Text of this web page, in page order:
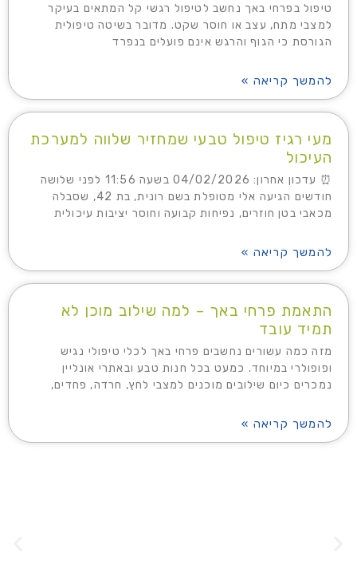
טיפול בפרחי באך נחשב לטיפול רגשי קל המתאים בעיקר
למצבי מתח, עצב או חוסר שקט. מדובר בשיטה טיפולית
הגורסת כי הגוף והרגש אינם פועלים בנפרד
להמשך קריאה »
מעי רגיז טיפול טבעי שמחזיר שלווה למערכת
העיכול
⏰ עדכון אחרון: 04/02/2026 בשעה 11:56 לפני שלושה
חודשים הגיעה אלי מטופלת בשם רונית, בת 42, שסבלה
מכאבי בטן חוזרים, נפיחות קבועה וחוסר יציבות עיכולית
להמשך קריאה »
התאמת פרחי באך – למה שילוב מוכן לא
תמיד עובד
מזה כמה עשורים נחשבים פרחי באך לכלי טיפולי נגיש
ופופולרי במיוחד. כמעט בכל חנות טבע ובאתרי אונליין
נמכרים כיום שילובים מוכנים למצבי לחץ, חרדה, פחדים,
להמשך קריאה »